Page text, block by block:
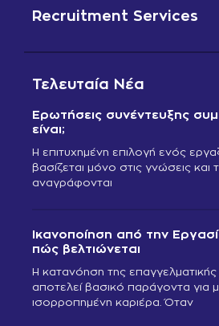
Recruitment Services
Τελευταία Νέα
Ερωτήσεις συνέντευξης
είναι;
Η επιτυχημένη επιλογή ενός
βασίζεται μόνο στις γνώσεις και
αναγράφονται
Ικανοποίηση από την
πώς βελτιώνεται
Η κατανόηση της επαγγελματικής
αποτελεί βασικό παράγοντα για
ισορροπημένη καριέρα. Όταν